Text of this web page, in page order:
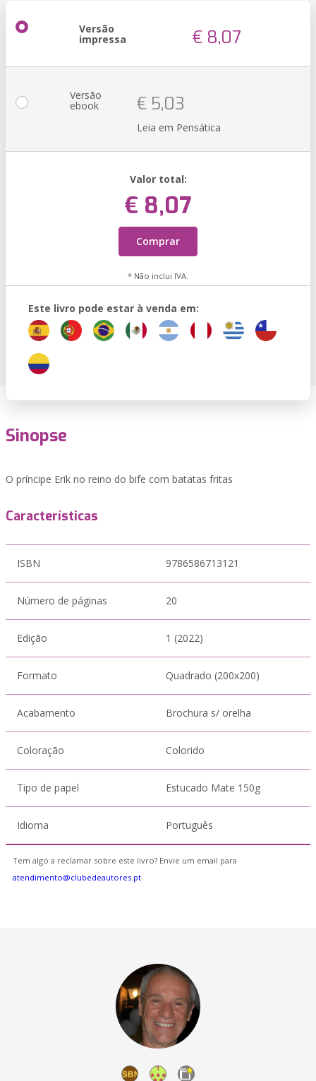
Versão
impressa € 8,07
Versão
ebook € 5,03
Leia em Pensática
Valor total:
€ 8,07
Comprar
* Não inclui IVA.
Este livro pode estar à venda em:
Sinopse
O príncipe Erik no reino do bife com batatas fritas
Características
ISBN 9786586713121
Número de páginas 20
Edição 1 (2022)
Formato Quadrado (200x200)
Acabamento Brochura s/ orelha
Coloração Colorido
Tipo de papel Estucado Mate 150g
Idioma Português
Tem algo a reclamar sobre este livro? Envie um email para
atendimento@clubedeautores.pt